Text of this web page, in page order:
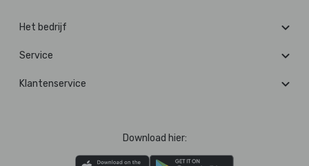
Het bedrijf
Service
Klantenservice
Download hier: